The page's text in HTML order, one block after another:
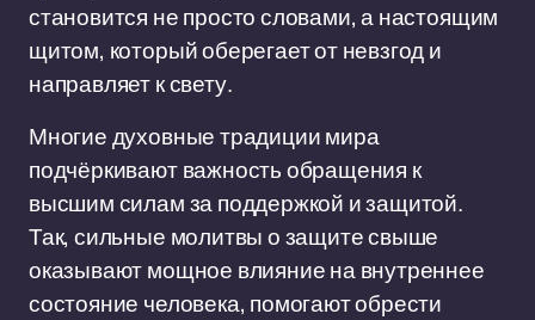
становится не просто словами, а настоящим
щитом, который оберегает от невзгод и
направляет к свету.
Многие духовные традиции мира
подчёркивают важность обращения к
высшим силам за поддержкой и защитой.
Так, сильные молитвы о защите свыше
оказывают мощное влияние на внутреннее
состояние человека, помогают обрести